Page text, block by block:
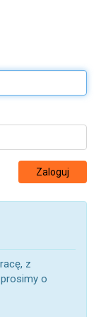
Zaloguj
z
o